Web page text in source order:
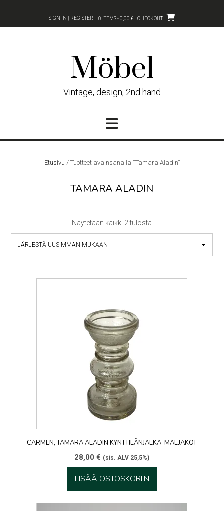
content
SIGN IN | REGISTER 0 ITEMS - 0,00 € CHECKOUT
Möbel
Vintage, design, 2nd hand
Etusivu / Tuotteet avainsanalla “Tamara Aladin”
TAMARA ALADIN
Näytetään kaikki 2 tulosta
by
CARMEN, TAMARA ALADIN KYNTTILÄNJALKA-MALJAKOT
28,00 € (sis. ALV 25,5%)
LISÄÄ OSTOSKORIIN